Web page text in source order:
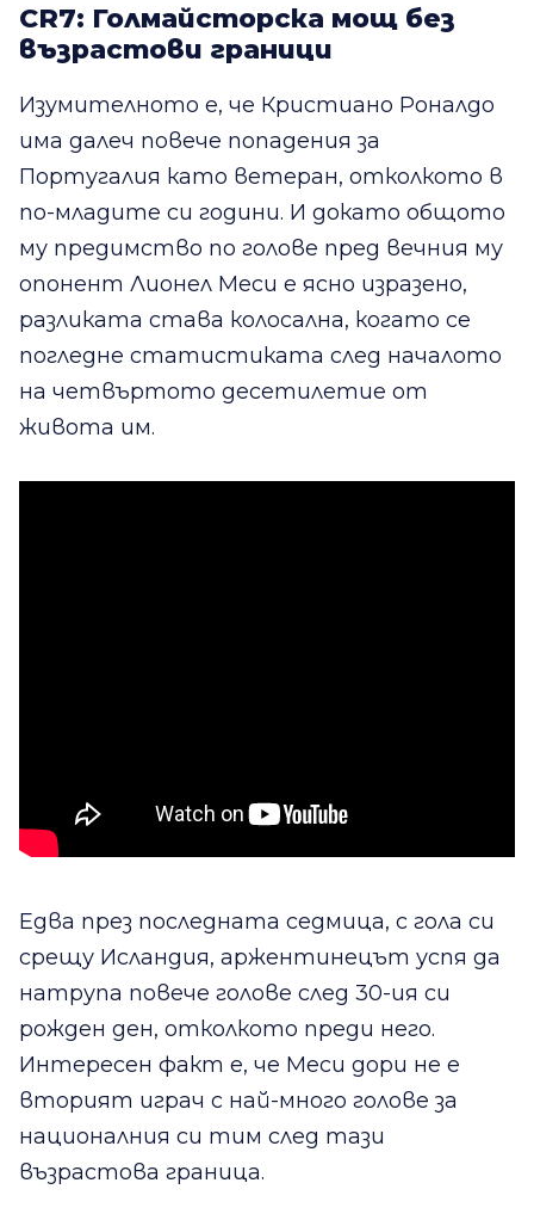
CR7: Голмайсторска мощ без
възрастови граници
Изумителното е, че Кристиано Роналдо
има далеч повече попадения за
Португалия като ветеран, отколкото в
по-младите си години. И докато общото
му предимство по голове пред вечния му
опонент Лионел Меси е ясно изразено,
разликата става колосална, когато се
погледне статистиката след началото
на четвъртото десетилетие от
живота им.
Едва през последната седмица, с гола си
срещу Исландия, аржентинецът успя да
натрупа повече голове след 30-ия си
рожден ден, отколкото преди него.
Интересен факт е, че Меси дори не е
вторият играч с най-много голове за
националния си тим след тази
възрастова граница.